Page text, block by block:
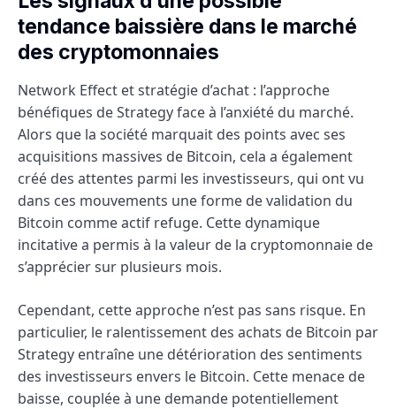
tendance baissière dans le marché
des cryptomonnaies
Network Effect et stratégie d’achat : l’approche
bénéfiques de Strategy face à l’anxiété du marché.
Alors que la société marquait des points avec ses
acquisitions massives de Bitcoin, cela a également
créé des attentes parmi les investisseurs, qui ont vu
dans ces mouvements une forme de validation du
Bitcoin comme actif refuge. Cette dynamique
incitative a permis à la valeur de la cryptomonnaie de
s’apprécier sur plusieurs mois.
Cependant, cette approche n’est pas sans risque. En
particulier, le ralentissement des achats de Bitcoin par
Strategy entraîne une détérioration des sentiments
des investisseurs envers le Bitcoin. Cette menace de
baisse, couplée à une demande potentiellement